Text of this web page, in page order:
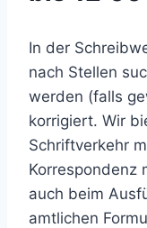
In der
nach Stellen
werden (falls
korrigiert. Wir
Schriftverkehr
Korrespondenz
auch beim
amtlichen